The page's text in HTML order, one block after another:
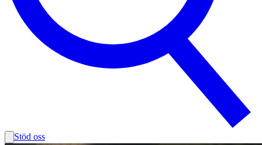
Stöd oss